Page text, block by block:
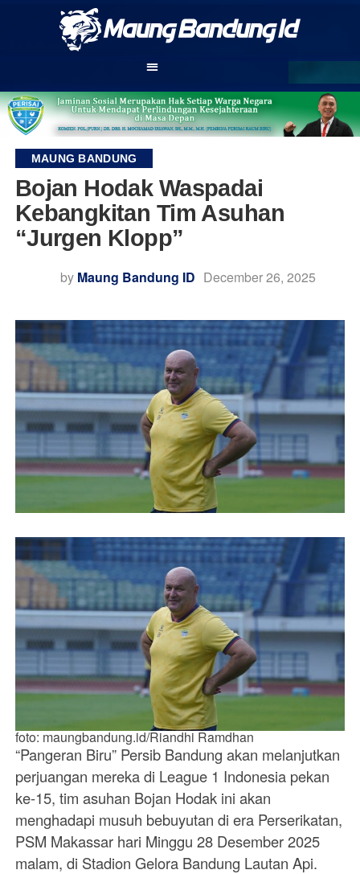
MAUNG BANDUNG
Bojan Hodak Waspadai
Kebangkitan Tim Asuhan
“Jurgen Klopp”
by Maung Bandung ID December 26, 2025
foto: maungbandung.id/Riandhi Ramdhan
“Pangeran Biru” Persib Bandung akan melanjutkan
perjuangan mereka di League 1 Indonesia pekan
ke-15, tim asuhan Bojan Hodak ini akan
menghadapi musuh bebuyutan di era Perserikatan,
PSM Makassar hari Minggu 28 Desember 2025
malam, di Stadion Gelora Bandung Lautan Api.